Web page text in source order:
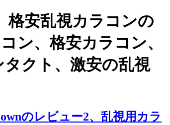
格安乱視カラコンの
ン、格安カラコン、
クト、激安の乱視
のレビュー2、乱視用カラ